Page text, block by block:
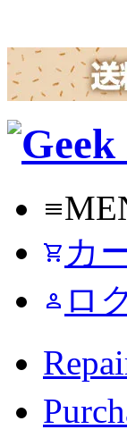
menu
shopping_cart カ
person ロ